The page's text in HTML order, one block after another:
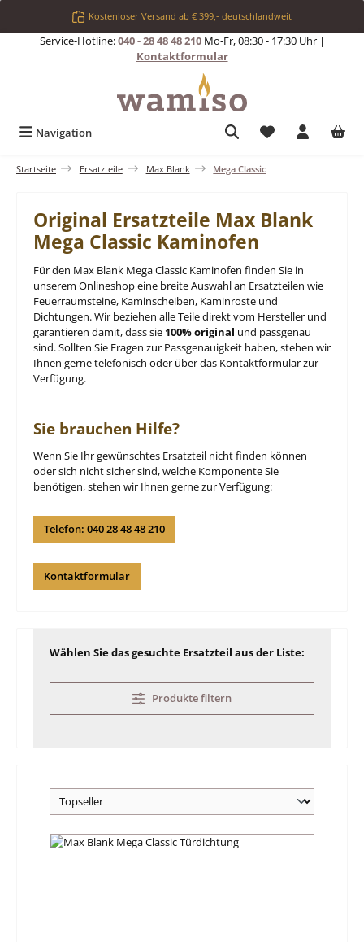
Zum Hauptinhalt springenKostenloser Versand ab € 399,- deutschlandweit
Service-Hotline:040 - 28 48 48 210Mo-Fr, 08:30 - 17:30 Uhr |
Kontaktformular
Navigation Du hast 0
Startseite Ersatzteile Max Blank Mega Classic
Original Ersatzteile Max Blank
Mega Classic Kaminofen
Für den Max Blank Mega Classic Kaminofen finden Sie in
unserem Onlineshop eine breite Auswahl an Ersatzteilen wie
Feuerraumsteine, Kaminscheiben, Kaminroste und
Dichtungen. Wir beziehen alle Teile direkt vom Hersteller und
garantieren damit, dass sie 100% original und passgenau
sind. Sollten Sie Fragen zur Passgenauigkeit haben, stehen wir
Ihnen gerne telefonisch oder über das Kontaktformular zur
Verfügung.
Sie brauchen Hilfe?
Wenn Sie Ihr gewünschtes Ersatzteil nicht finden können
oder sich nicht sicher sind, welche Komponente Sie
benötigen, stehen wir Ihnen gerne zur Verfügung:
Telefon: 040 28 48 48 210
Kontaktformular
Wählen Sie das gesuchte Ersatzteil aus der Liste:
Produkte filtern